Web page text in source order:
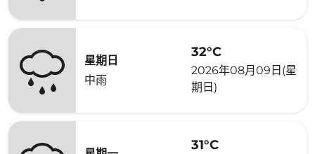
星期日
中雨
32°C
2026年08月09日(星
期日)
31°C